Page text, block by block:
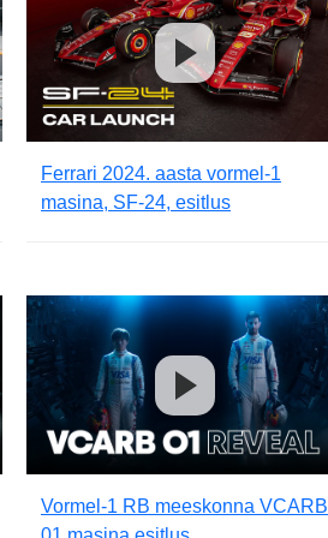
Ferrari 2024. aasta vormel-1
masina, SF-24, esitlus
Vormel-1 RB meeskonna VCARB